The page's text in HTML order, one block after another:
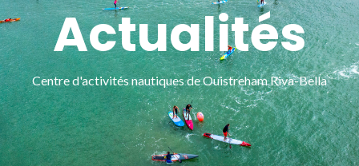
Actualités
Centre d'activités nautiques de Ouistreham Riva-Bella